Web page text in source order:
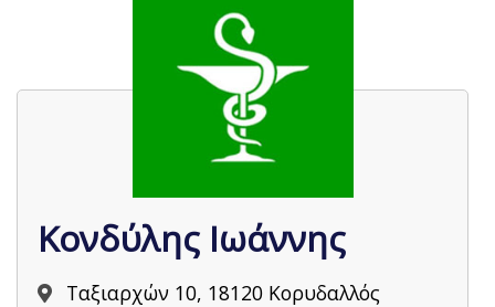
Κονδύλης Ιωάννης
Ταξιαρχών 10, 18120 Κορυδαλλός